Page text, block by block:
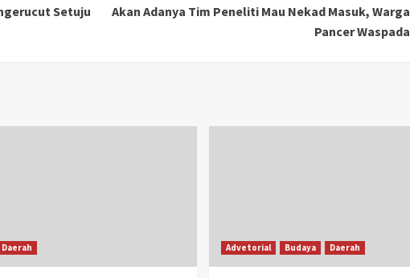
Setuju
Akan Adanya Tim Peneliti Mau Nekad Masuk, Warga
Pancer Waspada
Daerah Advetorial Budaya Daerah